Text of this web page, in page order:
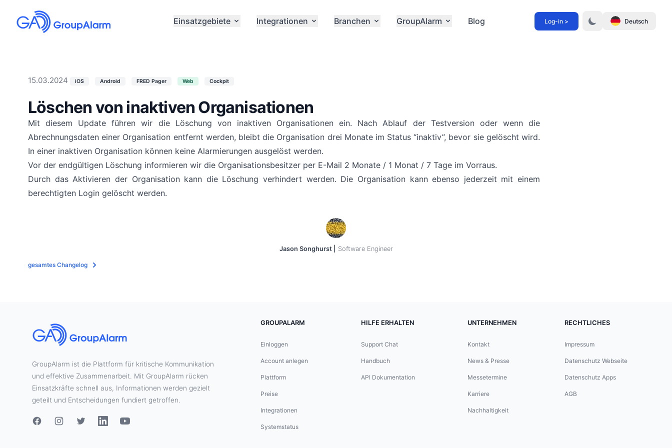
Log-in > Deutsch
Einsatzgebiete Integrationen Branchen GroupAlarm Blog
15.03.2024 iOS Android FRED Pager Web Cockpit
Löschen von inaktiven Organisationen
Mit diesem Update führen wir die Löschung von inaktiven Organisationen ein. Nach Ablauf der Testversion oder wenn die
Abrechnungsdaten einer Organisation entfernt werden, bleibt die Organisation drei Monate im Status “inaktiv”, bevor sie gelöscht wird.
In einer inaktiven Organisation können keine Alarmierungen ausgelöst werden.
Vor der endgültigen Löschung informieren wir die Organisationsbesitzer per E-Mail 2 Monate / 1 Monat / 7 Tage im Vorraus.
Durch das Aktivieren der Organisation kann die Löschung verhindert werden. Die Organisation kann ebenso jederzeit mit einem
berechtigten Login gelöscht werden.
Jason Songhurst | Software Engineer
gesamtes Changelog
GroupAlarm ist die Plattform für kritische Kommunikation
und effektive Zusammenarbeit. Mit GroupAlarm rücken
Einsatzkräfte schnell aus, Informationen werden gezielt
geteilt und Entscheidungen fundiert getroffen.
GROUPALARM
Einloggen
Account anlegen
Plattform
Preise
Integrationen
Systemstatus
HILFE ERHALTEN
Support Chat
Handbuch
API Dokumentation
UNTERNEHMEN
Kontakt
News & Presse
Messetermine
Karriere
Nachhaltigkeit
RECHTLICHES
Impressum
Datenschutz Webseite
Datenschutz Apps
AGB